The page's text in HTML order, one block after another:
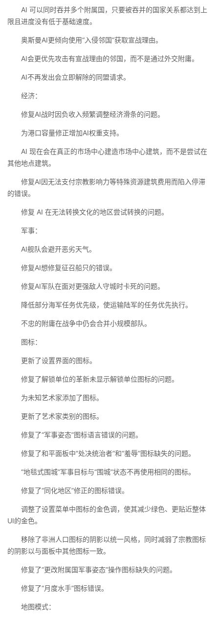
AI 可以同时吞并多个附属国，只要被吞并的国家关系都达到上
限且进度没有低于基础速度。
奥斯曼AI更倾向使用“入侵邻国”获取宣战理由。
AI会更优先攻击有宣战理由的邻国，而不是通过外交附庸。
AI不再发出会立即解除的同盟请求。
经济：
修复AI战时因负收入频繁调整经济滑条的问题。
为港口容量修正增加AI权重支持。
AI 现在会在真正的市场中心建造市场中心建筑，而不是尝试在
其他地点建筑。
修复AI因无法支付宗教影响力等特殊资源建筑费用而陷入停滞
的错误。
修复 AI 在无法转换文化的地区尝试转换的问题。
军事：
AI舰队会避开恶劣天气。
修复AI想修复征召船只的错误。
修复AI军队在面对更强敌人守城时卡死的问题。
降低部分海军任务优先级，使运输陆军的任务优先执行。
不忠的附庸在战争中仍会合并小规模部队。
图标：
更新了设置界面的图标。
修复了解锁单位的革新未显示解锁单位图标的问题。
为未知艺术家添加了图标。
更新了艺术家类别的图标。
修复了“军事姿态”图标语言错误的问题。
修复了和平面板中“处决统治者”和“羞辱”图标缺失的问题。
“地毯式围城”军事目标与“围城”状态不再使用相同的图标。
修复了“同化地区”修正的图标错误。
调整了设置菜单中图标的金色调，使其减少绿色、更贴近整体
UI的金色。
移除了非洲人口图标的阴影以统一风格，同时减弱了宗教图标
的阴影以与面板中其他图标一致。
修复了“更改附属国军事姿态”操作图标缺失的问题。
修复了“月度水手”图标错误。
地图模式：